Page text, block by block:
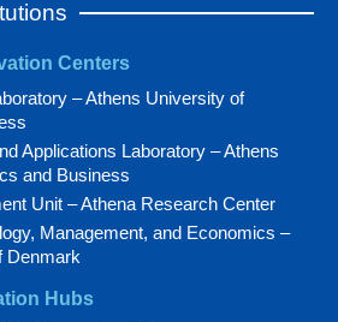
Centers
– Athens University of
Applications Laboratory – Athens
and Business
Unit – Athena Research Center
Management, and Economics –
Denmark
Hubs